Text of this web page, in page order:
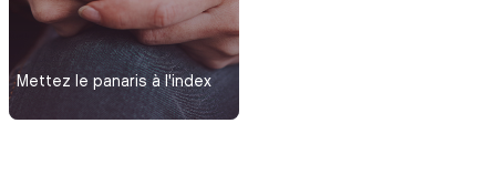
Mettez le panaris à l'index